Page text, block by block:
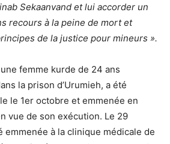
Sekaanvand et lui accorder un
recours à la peine de mort et
de la justice pour mineurs ».
femme kurde de 24 ans
la prison d’Urumieh, a été
le 1er octobre et emmenée en
vue de son exécution. Le 29
emmenée à la clinique médicale de